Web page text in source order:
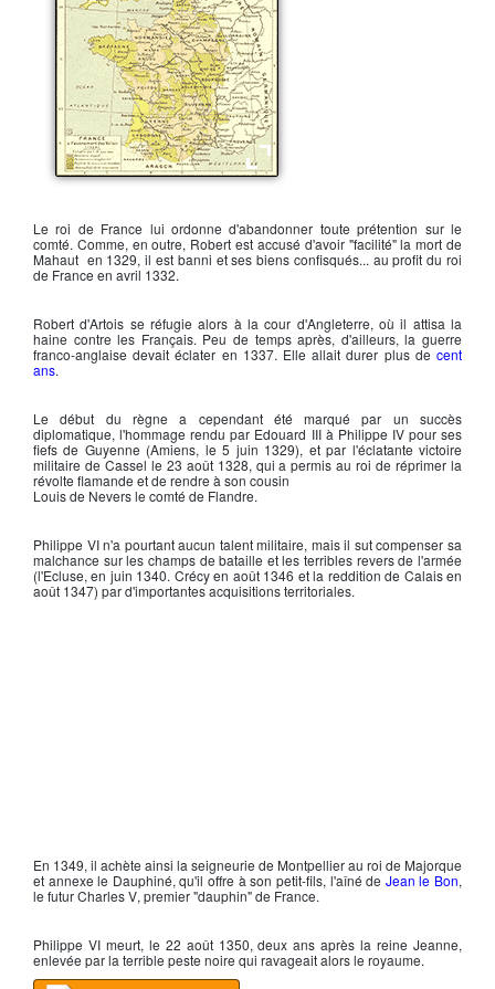
Le roi de France lui ordonne d'abandonner toute prétention sur le
comté. Comme, en outre, Robert est accusé d'avoir "facilité" la mort de
Mahaut en 1329, il est banni et ses biens confisqués... au profit du roi
de France en avril 1332.
Robert d'Artois se réfugie alors à la cour d'Angleterre, où il attisa la
haine contre les Français. Peu de temps après, d'ailleurs, la guerre
franco-anglaise devait éclater en 1337. Elle allait durer plus de cent
ans.
Le début du règne a cependant été marqué par un succès
diplomatique, l'hommage rendu par Edouard IIIà Philippe IVpour ses
fiefs de Guyenne (Amiens, le 5 juin 1329), et par l'éclatante victoire
militaire de Cassel le 23 août 1328, qui a permis au roi de réprimer la
révolte flamande et de rendre à son cousin
Louis de Nevers le comté de Flandre.
Philippe VIn'a pourtant aucun talent militaire, mais il sut compenser sa
malchance sur les champs de bataille et les terribles revers de l'armée
(l'Ecluse, en juin 1340. Crécy en août 1346 et la reddition de Calais en
août 1347) par d'importantes acquisitions territoriales.
En 1349, il achète ainsi la seigneurie de Montpellier au roi de Majorque
et annexe le Dauphiné, qu'il offre à son petit-fils, l'aîné de Jean le Bon,
le futurCharles V, premier "dauphin" de France.
Philippe VImeurt, le 22 août 1350, deux ans après la reine Jeanne,
enlevée par la terrible peste noire qui ravageait alors le royaume.